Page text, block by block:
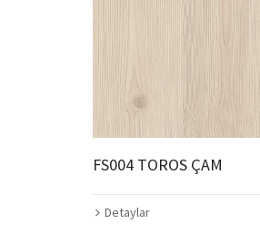
FS004 TOROS ÇAM
Detaylar